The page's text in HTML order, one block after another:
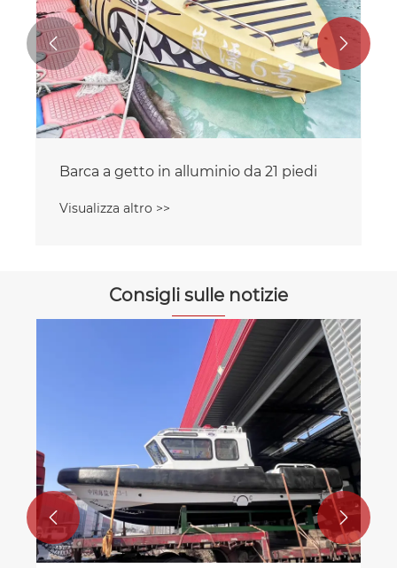
Barca a getto in alluminio da 21 piedi
Visualizza altro >>
 
Consigli sulle notizie
 